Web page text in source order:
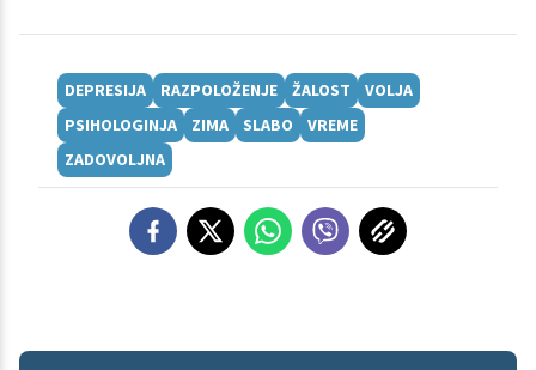
DEPRESIJA RAZPOLOŽENJE ŽALOST
VOLJA
PSIHOLOGINJA
ZIMA SLABO
VREME
ZADOVOLJNA